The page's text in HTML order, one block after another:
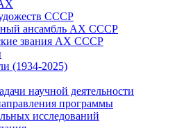
СССР
ансамбль АХ СССР
звания АХ СССР
(1934-2025)
научной деятельности
программы
исследований